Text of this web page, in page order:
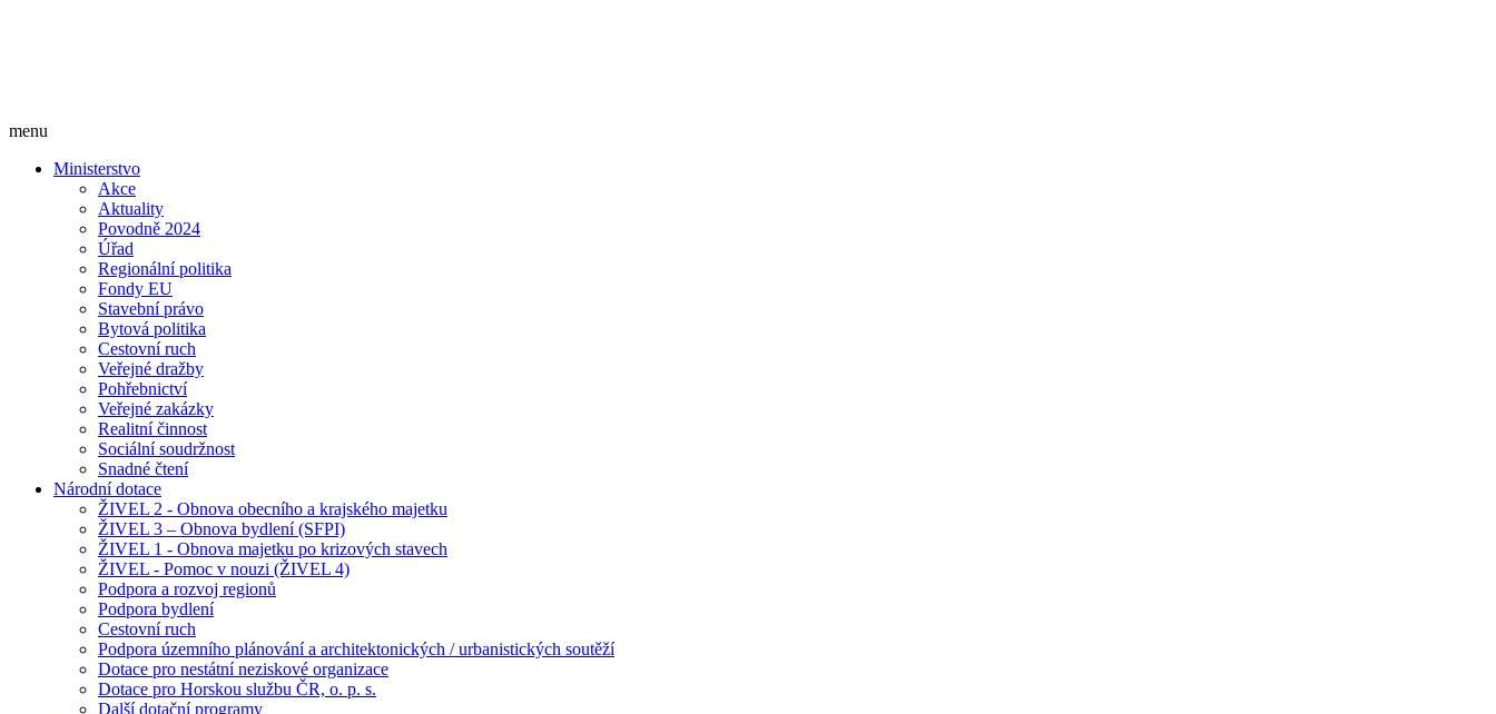
menu
Ministerstvo
Akce
Aktuality
Povodně 2024
Úřad
Regionální politika
Fondy EU
Stavební právo
Bytová politika
Cestovní ruch
Veřejné dražby
Pohřebnictví
Veřejné zakázky
Realitní činnost
Sociální soudržnost
Snadné čtení
Národní dotace
ŽIVEL 2 - Obnova obecního a krajského majetku
ŽIVEL 3 – Obnova bydlení (SFPI)
ŽIVEL 1 - Obnova majetku po krizových stavech
ŽIVEL - Pomoc v nouzi (ŽIVEL 4)
Podpora a rozvoj regionů
Podpora bydlení
Cestovní ruch
Podpora územního plánování a architektonických / urbanistických soutěží
Dotace pro nestátní neziskové organizace
Dotace pro Horskou službu ČR, o. p. s.
Další dotační programy